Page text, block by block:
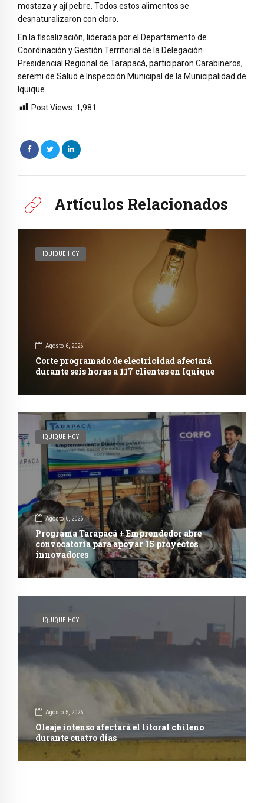
mostaza y ají pebre. Todos estos alimentos se
desnaturalizaron con cloro.
En la fiscalización, liderada por el Departamento de
Coordinación y Gestión Territorial de la Delegación
Presidencial Regional de Tarapacá, participaron Carabineros,
seremi de Salud e Inspección Municipal de la Municipalidad de
Iquique.
Post Views: 1,981
Artículos Relacionados
IQUIQUE HOY
Agosto 6, 2026
Corte programado de electricidad afectará
durante seis horas a 117 clientes en Iquique
IQUIQUE HOY
Agosto 6, 2026
Programa Tarapacá + Emprendedor abre
convocatoria para apoyar 15 proyectos
innovadores
IQUIQUE HOY
Agosto 5, 2026
Oleaje intenso afectará el litoral chileno
durante cuatro días